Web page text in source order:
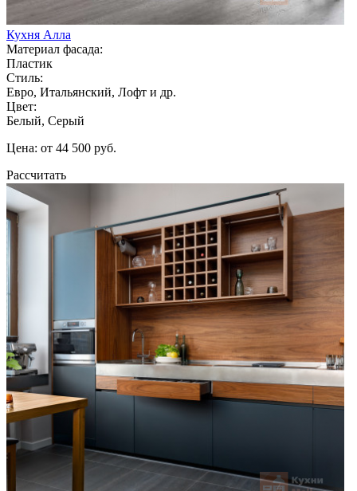
Кухня Алла
Материал фасада:
Пластик
Стиль:
Евро, Итальянский, Лофт и др.
Цвет:
Белый, Серый
Цена: от 44 500 руб.
Рассчитать